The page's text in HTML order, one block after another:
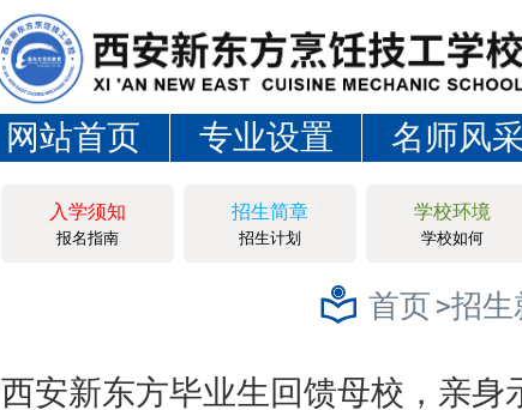
网站首页 专业设置 名师风
入学须知
报名指南
招生简章
招生计划
学校环境
学校如何
首页 >招生
西安新东方毕业生回馈母校，亲身